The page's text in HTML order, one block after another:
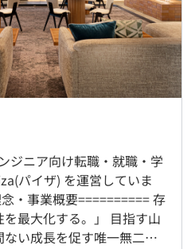
たします。
いたします。
ん。
事項
ヒルズ駅 徒歩1分、東京メト
4
日
与、入社3か月後に8日付与）
休業期間
の内容
制度の有無及びその内容
びその内容
ジニア向け転職・就職・学
パイザ) を運営していま
最大化する。」 目指す山
い成長を促す唯一無二の